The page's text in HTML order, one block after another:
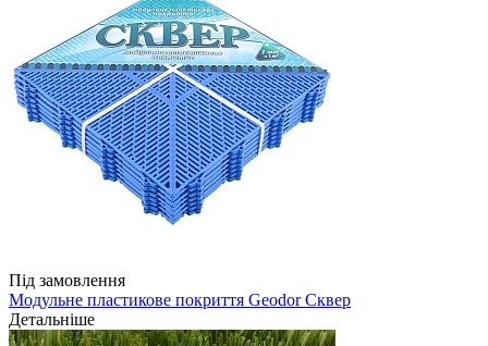
Під замовлення
Модульне пластикове покриття Geodor Сквер
Детальніше